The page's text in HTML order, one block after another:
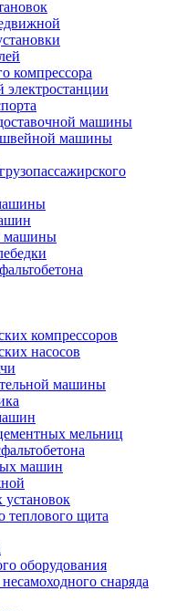
компрессора
машины
машины
машины
компрессоров
насосов
машины
мельниц
машин
теплового щита
оборудования
снаряда